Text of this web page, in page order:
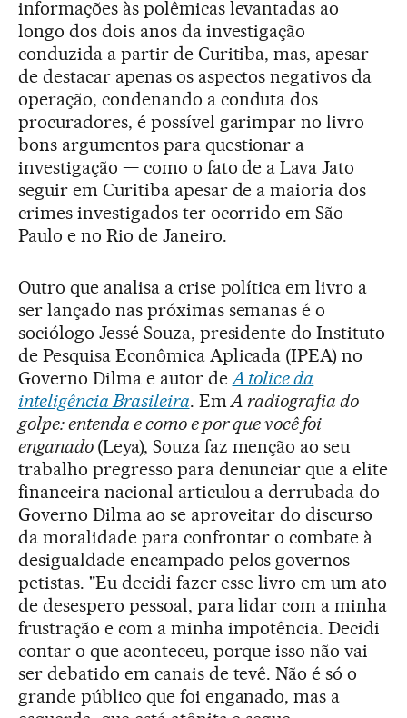
informações às polêmicas levantadas ao
longo dos dois anos da investigação
conduzida a partir de Curitiba, mas, apesar
de destacar apenas os aspectos negativos da
operação, condenando a conduta dos
procuradores, é possível garimpar no livro
bons argumentos para questionar a
investigação — como o fato de a Lava Jato
seguir em Curitiba apesar de a maioria dos
crimes investigados ter ocorrido em São
Paulo e no Rio de Janeiro.
Outro que analisa a crise política em livro a
ser lançado nas próximas semanas é o
sociólogo Jessé Souza, presidente do Instituto
de Pesquisa Econômica Aplicada (IPEA) no
Governo Dilma e autor de A tolice da
inteligência Brasileira. EmA radiografia do
golpe: entenda e como e por que você foi
enganado (Leya), Souza faz menção ao seu
trabalho pregresso para denunciar que a elite
financeira nacional articulou a derrubada do
Governo Dilma ao se aproveitar do discurso
da moralidade para confrontar o combate à
desigualdade encampado pelos governos
petistas. "Eu decidi fazer esse livro em um ato
de desespero pessoal, para lidar com a minha
frustração e com a minha impotência. Decidi
contar o que aconteceu, porque isso não vai
ser debatido em canais de tevê. Não é só o
grande público que foi enganado, mas a